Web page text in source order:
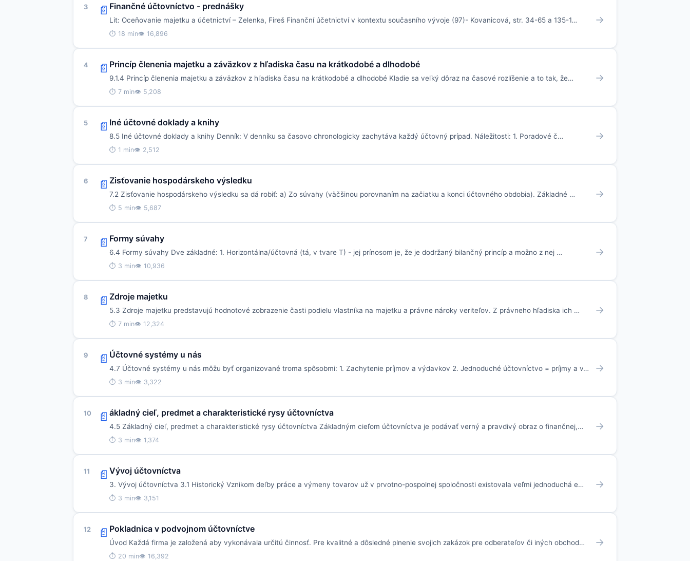
3 📄 Finančné účtovníctvo - prednášky
Lit: Oceňovanie majetku a účetnictví – Zelenka, Fireš Finanční účetnictví v kontextu současního vývoje (97)- Kovanicová, str. 34-65 a 135-1…
⏱ 18 min👁 16,896
→
4 📄 Princíp členenia majetku a záväzkov z hľadiska času na krátkodobé a dlhodobé
9.1.4 Princíp členenia majetku a záväzkov z hľadiska času na krátkodobé a dlhodobé Kladie sa veľký dôraz na časové rozlíšenie a to tak, že…
⏱ 7 min👁 5,208
→
5 📄 Iné účtovné doklady a knihy
8.5 Iné účtovné doklady a knihy Denník: V denníku sa časovo chronologicky zachytáva každý účtovný prípad. Náležitosti: 1. Poradové č…
⏱ 1 min👁 2,512
→
6 📄 Zisťovanie hospodárskeho výsledku
7.2 Zisťovanie hospodárskeho výsledku sa dá robiť: a) Zo súvahy (väčšinou porovnaním na začiatku a konci účtovného obdobia). Základné …
⏱ 5 min👁 5,687
→
7 📄 Formy súvahy
6.4 Formy súvahy Dve základné: 1. Horizontálna/účtovná (tá, v tvare T) - jej prínosom je, že je dodržaný bilančný princíp a možno z nej …
⏱ 3 min👁 10,936
→
8 📄 Zdroje majetku
5.3 Zdroje majetku predstavujú hodnotové zobrazenie časti podielu vlastníka na majetku a právne nároky veriteľov. Z právneho hľadiska ich …
⏱ 7 min👁 12,324
→
9 📄 Účtovné systémy u nás
4.7 Účtovné systémy u nás môžu byť organizované troma spôsobmi: 1. Zachytenie príjmov a výdavkov 2. Jednoduché účtovníctvo = príjmy a v…
⏱ 3 min👁 3,322
→
10 📄 ákladný cieľ, predmet a charakteristické rysy účtovníctva
4.5 Základný cieľ, predmet a charakteristické rysy účtovníctva Základným cieľom účtovníctva je podávať verný a pravdivý obraz o finančnej,…
⏱ 3 min👁 1,374
→
11 📄 Vývoj účtovníctva
3. Vývoj účtovníctva 3.1 Historický Vznikom deľby práce a výmeny tovarov už v prvotno-pospolnej spoločnosti existovala veľmi jednoduchá e…
⏱ 3 min👁 3,151
→
12 📄 Pokladnica v podvojnom účtovníctve
Úvod Každá firma je založená aby vykonávala určitú činnosť. Pre kvalitné a dôsledné plnenie svojich zakázok pre odberateľov či iných obchod…
⏱ 20 min👁 16,392
→